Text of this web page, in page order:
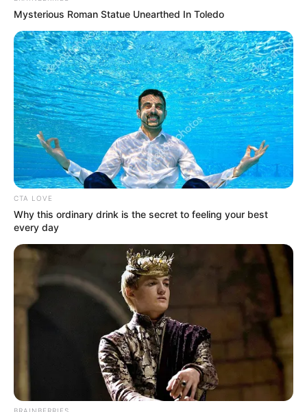
Mysterious Roman Statue Unearthed In Toledo
CTA LOVE
Why this ordinary drink is the secret to feeling your best
every day